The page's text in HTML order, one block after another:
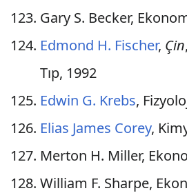
Gary S. Becker,
Edmond H. Fischer, Çin
Tıp, 1992
Edwin G. Krebs,
Elias James Corey,
Merton H. Miller,
William F. Sharpe,